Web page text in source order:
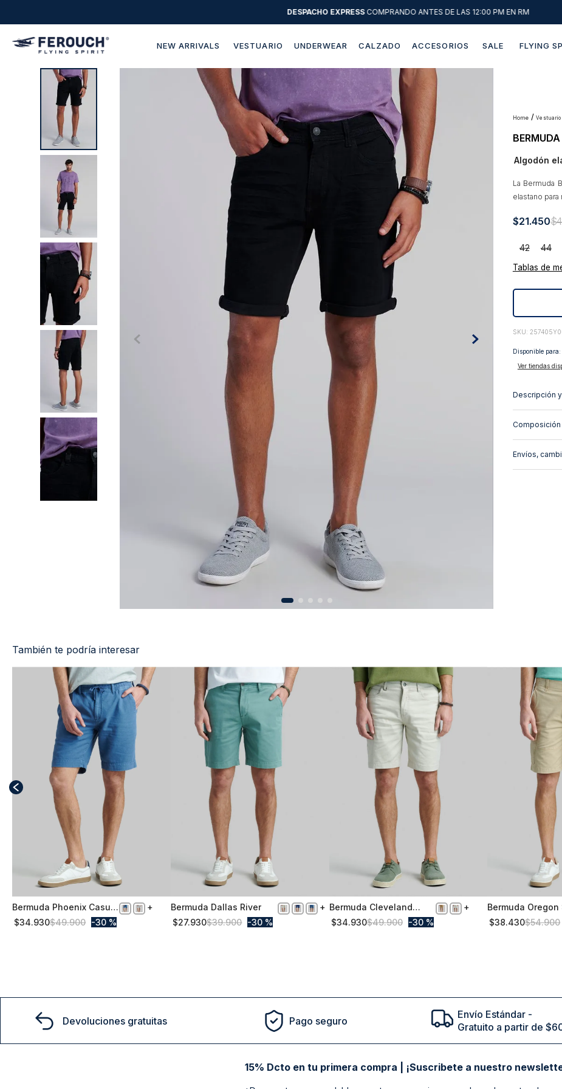
DESPACHO EXPRESSCOMPRANDO ANTES DE LAS 12:00 PM EN RM
NEW ARRIVALS VESTUARIO UNDERWEAR CALZADO ACCESORIOS SALE FLYING
vestuario
Algodón
La Bermuda
elastano
$21.450$
42 44
Tablas de
:
Disponible para:
Ver tiendas
Descripción
Composición
Envíos,
También te podría interesar
S
Bermuda Phoenix Casual
Steel
$34.930$49.900 30 %
48
Bermuda Dallas River
$27.930$39.900 30 %
52
Bermuda Cleveland
Casual Natural
$34.930$49.900 30 %
48
Bermuda Oregon
Beige
$38.430$54.900
Devoluciones gratuitas Pago seguro
Envío Estándar -
Gratuito a partir de
15% Dcto en tu primera compra | ¡Suscribete a nuestro
Términos más buscados
1
sweater
2.
chaquetas
pantalon
camisas
chaqueta cuero
7.
blazer
chaqueta
9.